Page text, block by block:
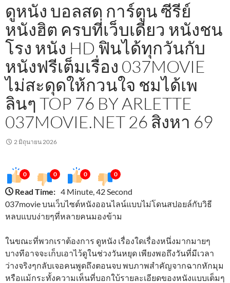
ดูหนัง บอลสด การ์ตูน ซีรีย์
หนังฮิต ครบที่เว็บเดียว หนังชน
โรง หนัง HD ฟินได้ทุกวันกับ
หนังฟรีเต็มเรื่อง 037MOVIE
ไม่สะดุดให้กวนใจ ชมได้เพ
ลินๆ TOP 76 BY ARLETTE
037MOVIE.NET 26 สิงหา 69
2 มิถุนายน 2026
0 0 0 0
Read Time: 4 Minute, 42 Second
037movie บนเว็บไซต์หนังออนไลน์แบบไม่โดนสปอยล์กับวิธี
หลบแบบง่ายๆที่หลายคนมองข้าม
ในขณะที่พวกเราต้องการ ดูหนัง เรื่องใดเรื่องหนึ่งมากมายๆ
บางทีอาจจะเก็บเอาไว้ดูในช่วงวันหยุด เพียงพอถึงวันที่มีเวลา
ว่างจริงๆกลับเจอคนพูดถึงตอนจบ พบภาพสำคัญจากฉากหักมุม
หรือแม้กระทั้งความเห็นที่บอกใบ้รายละเอียดของหนังแบบเต็มๆ